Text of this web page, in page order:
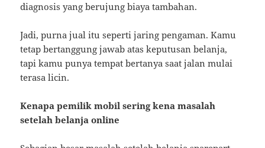
diagnosis yang berujung biaya tambahan.
Jadi, purna jual itu seperti jaring pengaman. Kamu
tetap bertanggung jawab atas keputusan belanja,
tapi kamu punya tempat bertanya saat jalan mulai
terasa licin.
Kenapa pemilik mobil sering kena masalah
setelah belanja online